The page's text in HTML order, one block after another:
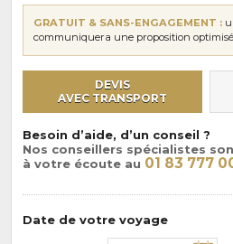
GRATUIT & SANS-ENGAGEMENT :
communiquera une proposition
DEVIS
AVEC TRANSPORT
Besoin d’aide, d’un conseil ?
Nos conseillers spécialistes
à votre écoute au 01 83 777
Date de votre voyage